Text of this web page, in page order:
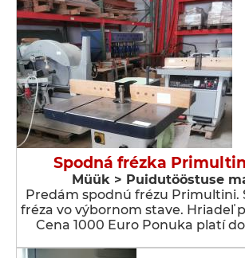
Spodná frézka
Müük > Puidutööstuse
Predám spodnú frézu Primultini.
fréza vo výbornom stave. Hriadeľ
Cena 1000 Euro Ponuka platí